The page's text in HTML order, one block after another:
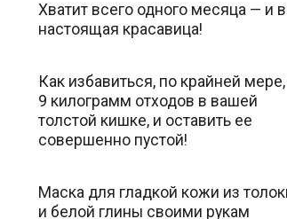
Хватит всего одного месяца — и
настоящая красавица!
Как избавиться, по крайней
9 килограмм отходов в вашей
толстой кишке, и оставить ее
совершенно пустой!
Маска для гладкой кожи из
и белой глины своими рукам